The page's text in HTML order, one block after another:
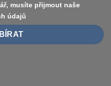
musíte přijmout naše
údajů